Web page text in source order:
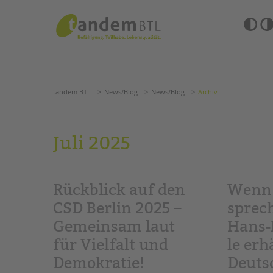
Barrierefrei-
ANGEBOTE
KITA & FRÜHE HILFEN
Grundschulen
Oberschulen
Förderzentren
Kollegs
EFöB
Schulbezogene Sozialarbeit
Tagesgruppen
BETREUTES
TANDEM BTL
Zertfikatskurse
Seminarkalender
tandem BTL News/Blog
tandem BTL News/Blog News/Blog Archiv
Juli 2025
Rückblick auf den
CSD Berlin 2025 –
Gemeinsam laut
für Vielfalt und
Demokratie!
le